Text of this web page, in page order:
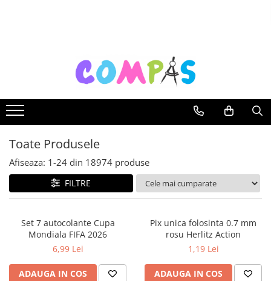
Noutăți Librăria Compas
Souvenir România
Rechizite școlare
Instrumente de scris
Stilouri școlare
Rollere și finelinere
Markere și textmarkere
Creioane grafice
Creioane colorate
Creioane cerate
Radiere
Toate Produsele
Afiseaza: 1-24 din 18974 produse
FILTRE
Set 7 autocolante Cupa
Mondiala FIFA 2026
6,99 Lei
ADAUGA IN COS
Pix unica folosinta 0.7 mm
rosu Herlitz Action
1,19 Lei
ADAUGA IN COS